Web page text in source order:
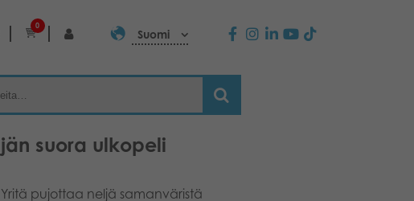
0
Suomi
suora ulkopeli
pujottaa neljä samanväristä